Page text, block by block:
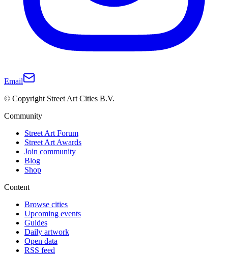
Email
© Copyright Street Art Cities B.V.
Community
Street Art Forum
Street Art Awards
Join community
Blog
Shop
Content
Browse cities
Upcoming events
Guides
Daily artwork
Open data
RSS feed